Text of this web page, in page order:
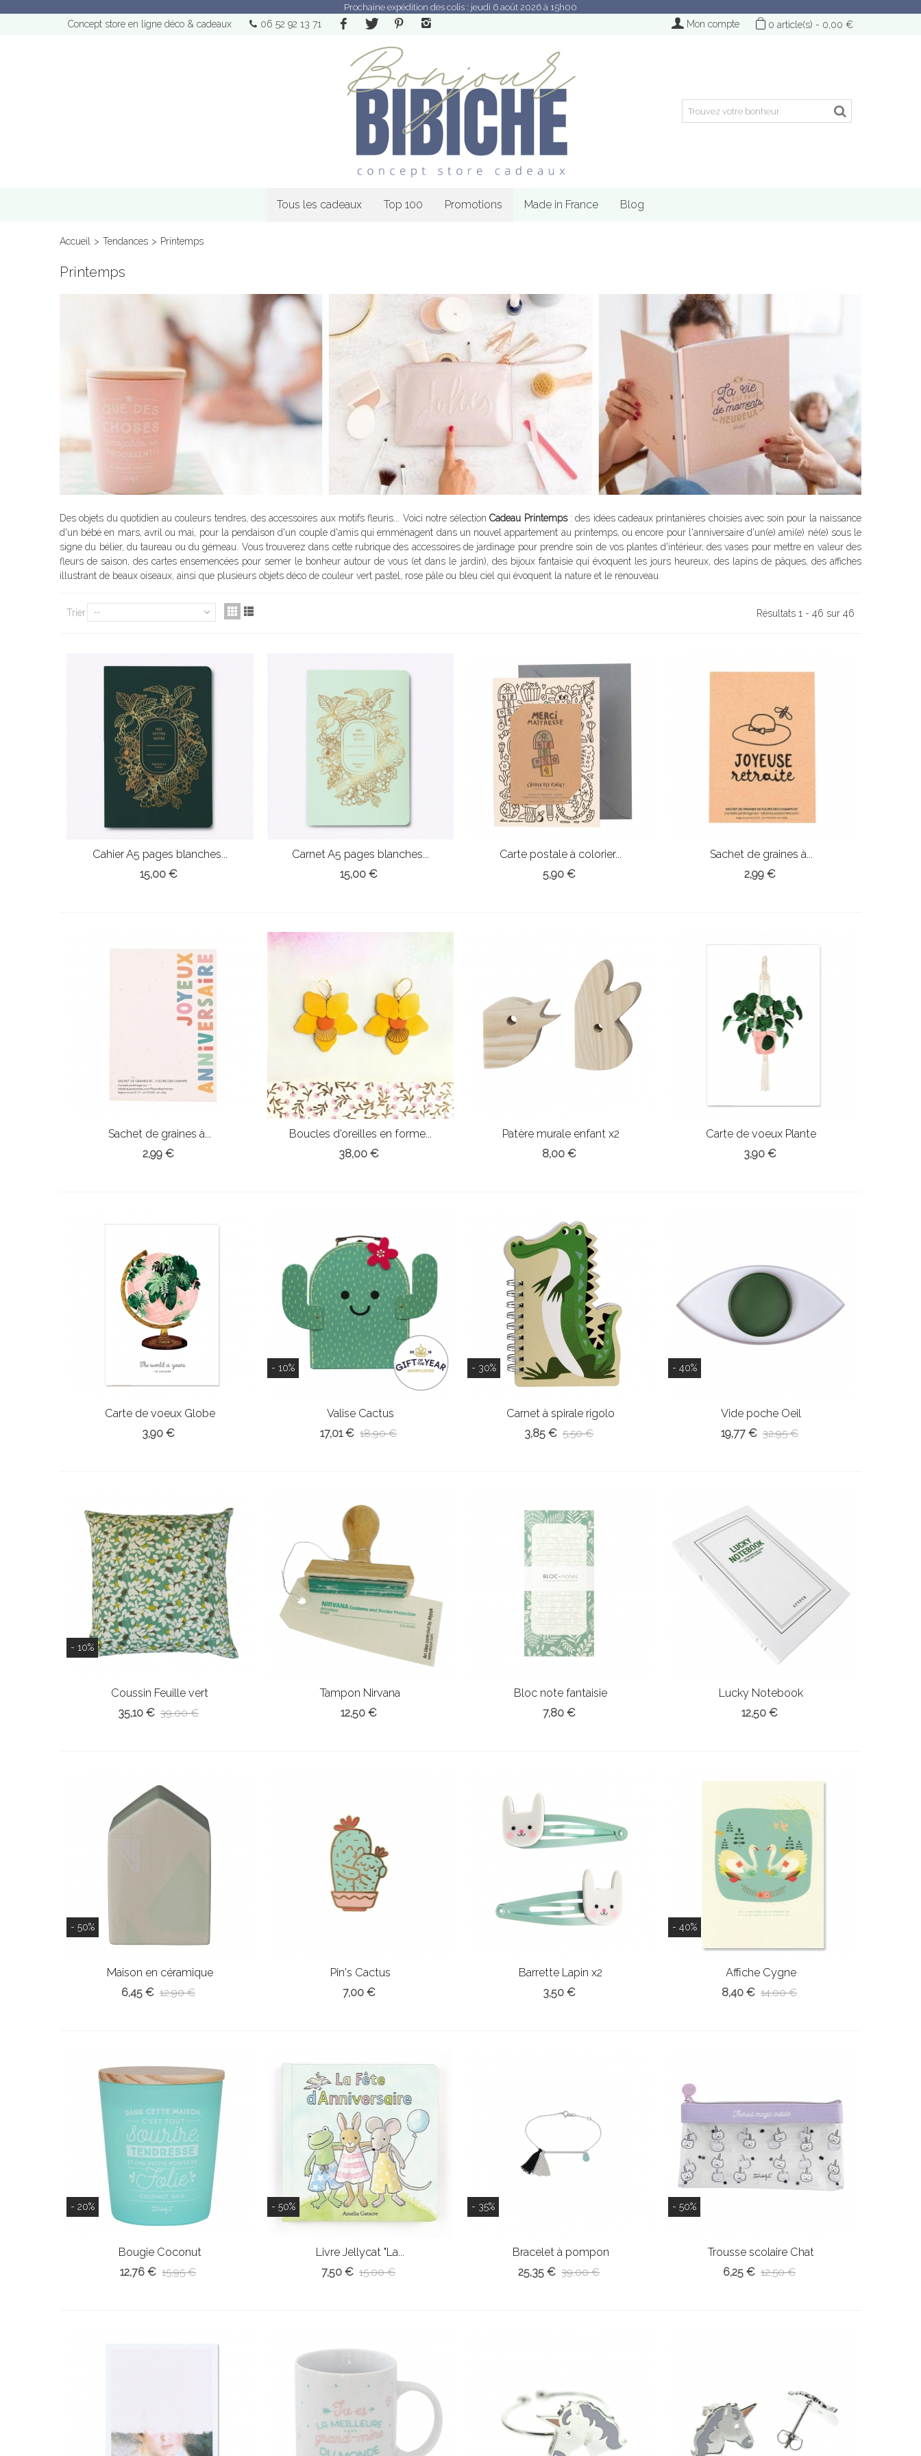
Prochaine expédition des colis : jeudi 6 août 2026 à 15h00
Concept store en ligne déco & cadeaux 06 52 92 13 71 0 article(s) - 0,00 €
Mon compte
Tous les cadeaux Top 100 Promotions Made in France Blog
Accueil > Tendances > Printemps
Printemps
Des objets du quotidien au couleurs tendres, des accessoires aux motifs fleuris... Voici notre sélectionCadeau Printemps: des idées cadeaux printanières choisies avec soin pour la naissance
d'un bébé en mars, avril ou mai, pour la pendaison d'un couple d'amis qui emménagent dans un nouvel appartement au printemps, ou encore pour l'anniversaire d'un(e) ami(e) né(e) sous le
signe du bélier, du taureau ou du gémeau. Vous trouverez dans cette rubrique des accessoires de jardinage pour prendre soin de vos plantes d'intérieur, des vases pour mettre en valeur des
fleurs de saison, des cartes ensemencées pour semer le bonheur autour de vous (et dans le jardin), des bijoux fantaisie qui évoquent les jours heureux, des lapins de pâques, des affiches
illustrant de beaux oiseaux, ainsi que plusieurs objets déco de couleur vert pastel, rose pâle ou bleu ciel qui évoquent la nature et le renouveau.
Trier -- Résultats 1 - 46 sur 46
Cahier A5 pages blanches...
15,00 €
Carnet A5 pages blanches...
15,00 €
Carte postale à colorier...
5,90 €
Sachet de graines à...
2,99 €
Sachet de graines à...
2,99 €
Boucles d'oreilles en forme...
38,00 €
Patère murale enfant x2
8,00 €
Carte de voeux Plante
3,90 €
Carte de voeux Globe
3,90 €
- 10%
Valise Cactus
17,01 € 18,90 €
- 30%
Carnet à spirale rigolo
3,85 € 5,50 €
- 40%
Vide poche Oeil
19,77 € 32,95 €
- 10%
Coussin Feuille vert
35,10 € 39,00 €
Tampon Nirvana
12,50 €
Bloc note fantaisie
7,80 €
Lucky Notebook
12,50 €
- 50%
Maison en céramique
6,45 € 12,90 €
Pin's Cactus
7,00 €
Barrette Lapin x2
3,50 €
- 40%
Affiche Cygne
8,40 € 14,00 €
- 20%
Bougie Coconut
12,76 € 15,95 €
- 50%
Livre Jellycat "La...
7,50 € 15,00 €
- 35%
Bracelet à pompon
25,35 € 39,00 €
- 50%
Trousse scolaire Chat
6,25 € 12,50 €